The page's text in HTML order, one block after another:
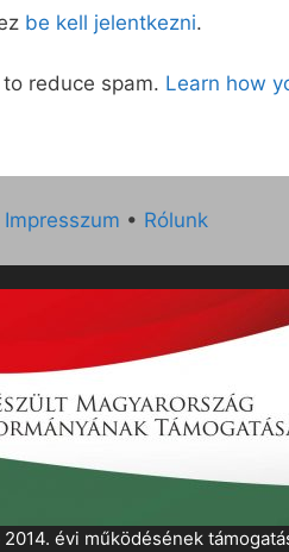
be kell jelentkezni.
reduce spam. Learn how
Impresszum • Rólunk
évi működésének